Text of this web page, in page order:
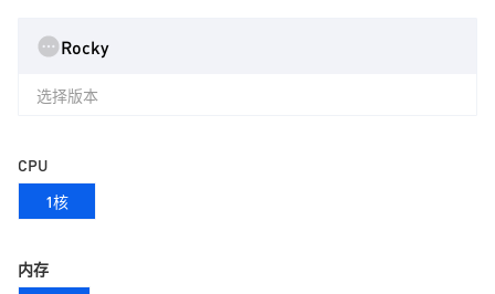
Rocky
选择版本
CPU
1核
内存